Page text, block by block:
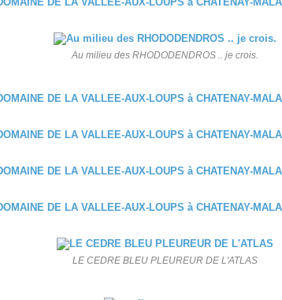
Au milieu des RHODODENDROS .. je crois.
LE CEDRE BLEU PLEUREUR DE L'ATLAS